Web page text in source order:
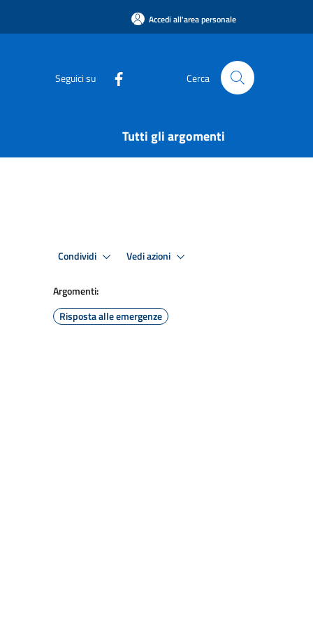
Accedi all'area personale
Seguici su Cerca
Tutti gli argomenti
Condividi Vedi azioni
Argomenti:
Risposta alle emergenze